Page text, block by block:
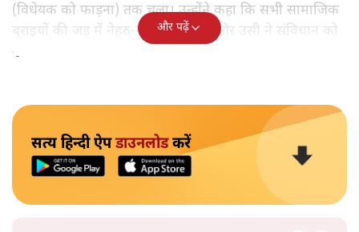
(विधेयक को फाड़ना) तक चला। उन्होंने कहा कि सभी सामाजिक
बुराइयों की जड़ में नेहरु-गाँधी परिवार है और उसी ने संविधान को
नुकसान पहुँचाया है।
और पढ़ें
सत्य हिन्दी ऐपडाउनलोडकरें